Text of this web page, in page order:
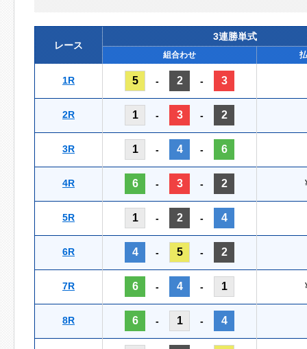
レース
3連勝単式
組合わせ
1R 5 - 2 - 3
2R 1 - 3 - 2
3R 1 - 4 - 6
4R 6 - 3 - 2
5R 1 - 2 - 4
6R 4 - 5 - 2
7R 6 - 4 - 1
8R 6 - 1 - 4